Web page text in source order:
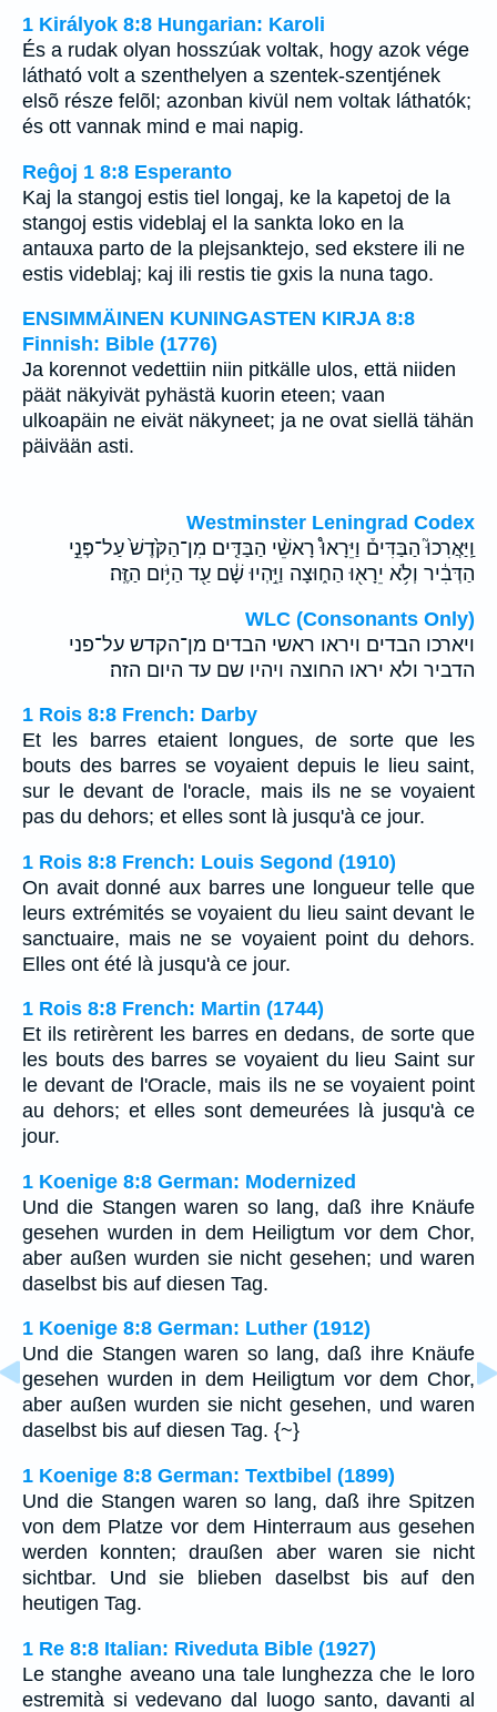
1 Királyok 8:8 Hungarian: Karoli
És a rudak olyan hosszúak voltak, hogy azok vége
látható volt a szenthelyen a szentek-szentjének
elsõ része felõl; azonban kivül nem voltak láthatók;
és ott vannak mind e mai napig.
Reĝoj 1 8:8 Esperanto
Kaj la stangoj estis tiel longaj, ke la kapetoj de la
stangoj estis videblaj el la sankta loko en la
antauxa parto de la plejsanktejo, sed ekstere ili ne
estis videblaj; kaj ili restis tie gxis la nuna tago.
ENSIMMÄINEN KUNINGASTEN KIRJA 8:8
Finnish: Bible (1776)
Ja korennot vedettiin niin pitkälle ulos, että niiden
päät näkyivät pyhästä kuorin eteen; vaan
ulkoapäin ne eivät näkyneet; ja ne ovat siellä tähän
päivään asti.
Westminster Leningrad Codex
וַֽיַּאֲרִכוּ֮ הַבַּדִּים֒ וַיֵּרָאוּ֩ רָאשֵׁ֨י הַבַּדִּ֤ים מִן־הַקֹּ֙דֶשׁ֙ עַל־פְּנֵ֣י
הַדְּבִ֔יר וְלֹ֥א יֵרָא֖וּ הַח֑וּצָה וַיִּ֣הְיוּ שָׁ֔ם עַ֖ד הַיֹּ֥ום הַזֶּֽה׃
WLC (Consonants Only)
ויארכו הבדים ויראו ראשי הבדים מן־הקדש על־פני
הדביר ולא יראו החוצה ויהיו שם עד היום הזה׃
1 Rois 8:8 French: Darby
Et les barres etaient longues, de sorte que les
bouts des barres se voyaient depuis le lieu saint,
sur le devant de l'oracle, mais ils ne se voyaient
pas du dehors; et elles sont là jusqu'à ce jour.
1 Rois 8:8 French: Louis Segond (1910)
On avait donné aux barres une longueur telle que
leurs extrémités se voyaient du lieu saint devant le
sanctuaire, mais ne se voyaient point du dehors.
Elles ont été là jusqu'à ce jour.
1 Rois 8:8 French: Martin (1744)
Et ils retirèrent les barres en dedans, de sorte que
les bouts des barres se voyaient du lieu Saint sur
le devant de l'Oracle, mais ils ne se voyaient point
au dehors; et elles sont demeurées là jusqu'à ce
jour.
1 Koenige 8:8 German: Modernized
Und die Stangen waren so lang, daß ihre Knäufe
gesehen wurden in dem Heiligtum vor dem Chor,
aber außen wurden sie nicht gesehen; und waren
daselbst bis auf diesen Tag.
1 Koenige 8:8 German: Luther (1912)
Und die Stangen waren so lang, daß ihre Knäufe
gesehen wurden in dem Heiligtum vor dem Chor,
aber außen wurden sie nicht gesehen, und waren
daselbst bis auf diesen Tag. {~}
1 Koenige 8:8 German: Textbibel (1899)
Und die Stangen waren so lang, daß ihre Spitzen
von dem Platze vor dem Hinterraum aus gesehen
werden konnten; draußen aber waren sie nicht
sichtbar. Und sie blieben daselbst bis auf den
heutigen Tag.
1 Re 8:8 Italian: Riveduta Bible (1927)
Le stanghe aveano una tale lunghezza che le loro
estremità si vedevano dal luogo santo, davanti al